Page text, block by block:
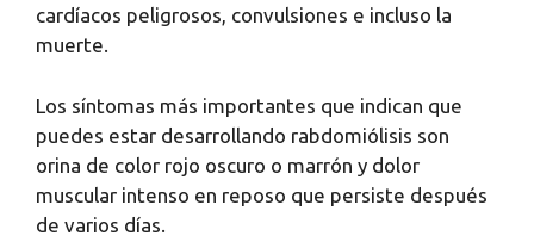
cardíacos peligrosos, convulsiones e incluso la
muerte.
Los síntomas más importantes que indican que
puedes estar desarrollando rabdomiólisis son
orina de color rojo oscuro o marrón y dolor
muscular intenso en reposo que persiste después
de varios días.